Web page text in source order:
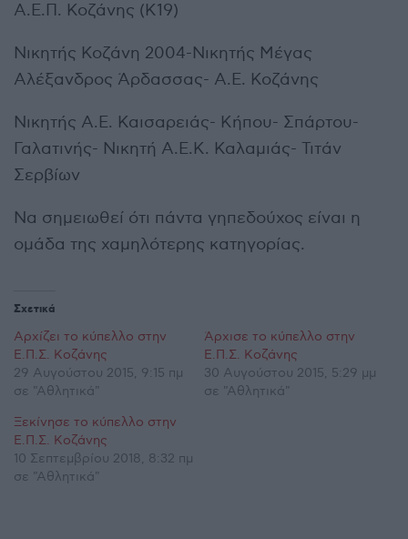
Α.Ε.Π. Κοζάνης (Κ19)
Νικητής Κοζάνη 2004-Νικητής Μέγας
Αλέξανδρος Άρδασσας- Α.Ε. Κοζάνης
Νικητής Α.Ε. Καισαρειάς- Κήπου- Σπάρτου-
Γαλατινής- Νικητή Α.Ε.Κ. Καλαμιάς- Τιτάν
Σερβίων
Να σημειωθεί ότι πάντα γηπεδούχος είναι η
ομάδα της χαμηλότερης κατηγορίας.
Σχετικά
Αρχίζει το κύπελλο στην
Ε.Π.Σ. Κοζάνης
29 Αυγούστου 2015, 9:15 πμ
σε "Αθλητικά"
Άρχισε το κύπελλο στην
Ε.Π.Σ. Κοζάνης
30 Αυγούστου 2015, 5:29 μμ
σε "Αθλητικά"
Ξεκίνησε το κύπελλο στην
Ε.Π.Σ. Κοζάνης
10 Σεπτεμβρίου 2018, 8:32 πμ
σε "Αθλητικά"